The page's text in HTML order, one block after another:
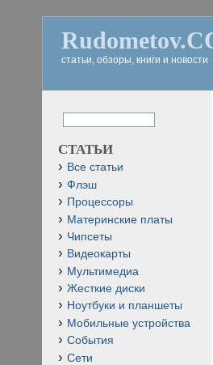
статьи, обзоры, книги и новости
СТАТЬИ
Все статьи
Флэш
Процессоры
Материнские платы
Чипсеты
Видеокарты
Мультимедиа
Жесткие диски
Ноутбуки и планшеты
Мобильные устройства
События
Сети